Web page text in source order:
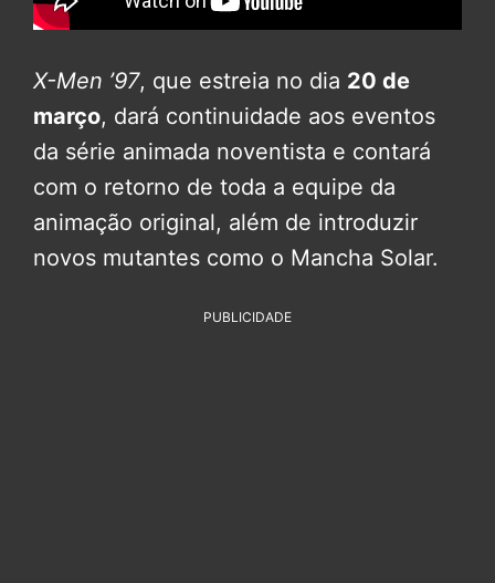
X-Men ’97, que estreia no dia 20 de
março, dará continuidade aos eventos
da série animada noventista e contará
com o retorno de toda a equipe da
animação original, além de introduzir
novos mutantes como o Mancha Solar.
PUBLICIDADE